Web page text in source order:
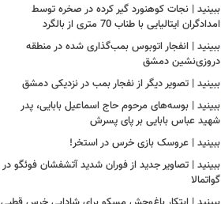
ببینید | نجات کوهنورد گیر کرده در صخره توسط
امدادگران ایتالیایی با طناب 70 متری از بالگرد
ببینید | انفجار اتوبوس بمب‌گذاری شده در منطقه
دروزی‌نشین دمشق
ببینید | تصویر دیگر از نفجار بمب در نزدیکی دمشق
ببینید | بوسه‌های مرحوم حاج اسماعیل بابایی، پدر
شهید عباس بابایی بر پای پسرش
ببینید | عروسک بازی خرس در استخر!
ببینید | تصاویر جدید از فوران شدید آتشفشان فوئگو در
گواتمالا